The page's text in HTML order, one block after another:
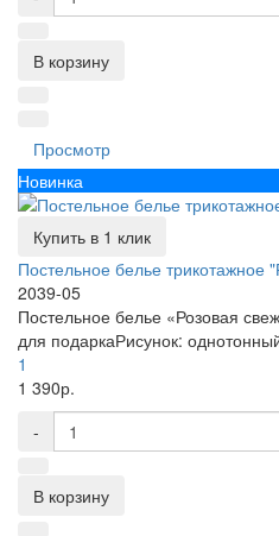
В корзину
Просмотр
Новинка
Купить в 1 клик
Постельное белье трикотажное
2039-05
Постельное белье «Розовая
для подаркаРисунок:
1
1 390р.
-
В корзину